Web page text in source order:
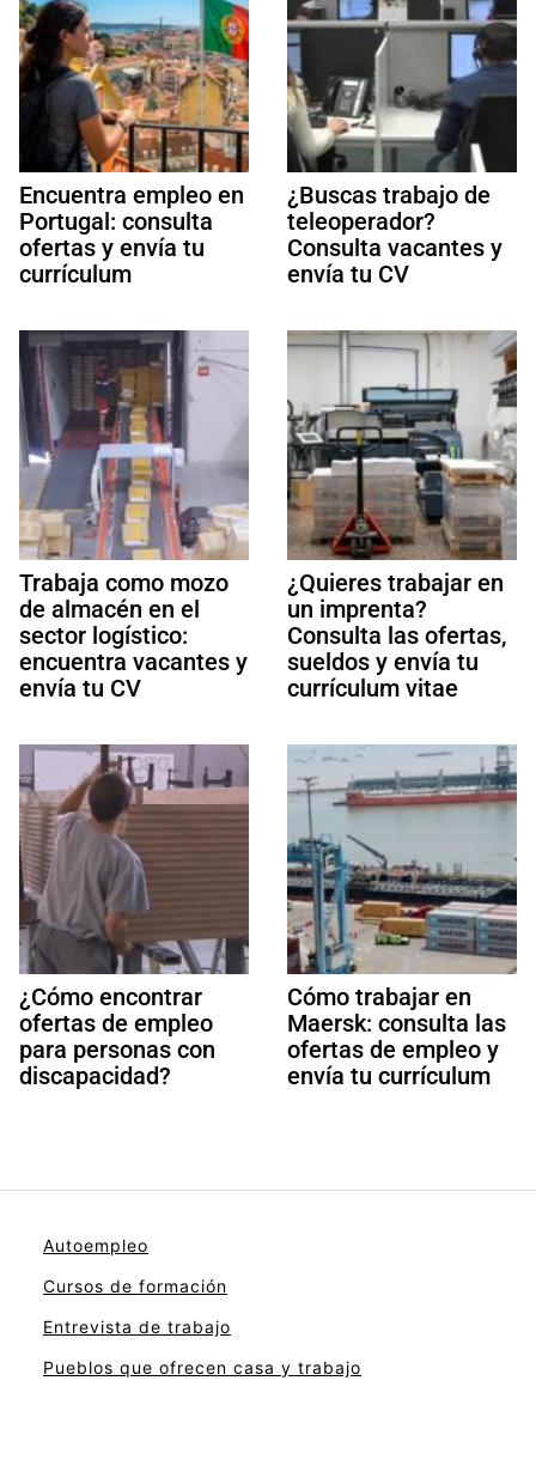
Encuentra empleo en
Portugal: consulta
ofertas y envía tu
currículum
¿Buscas trabajo de
teleoperador?
Consulta vacantes y
envía tu CV
Trabaja como mozo
de almacén en el
sector logístico:
encuentra vacantes y
envía tu CV
¿Quieres trabajar en
un imprenta?
Consulta las ofertas,
sueldos y envía tu
currículum vitae
¿Cómo encontrar
ofertas de empleo
para personas con
discapacidad?
Cómo trabajar en
Maersk: consulta las
ofertas de empleo y
envía tu currículum
Autoempleo
Cursos de formación
Entrevista de trabajo
Pueblos que ofrecen casa y trabajo